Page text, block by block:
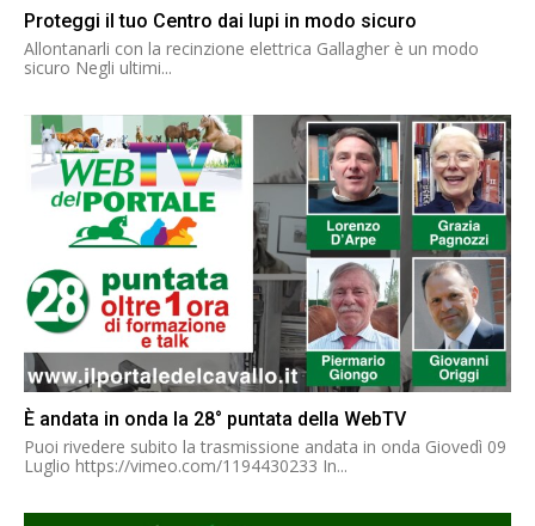
Proteggi il tuo Centro dai lupi in modo sicuro
Allontanarli con la recinzione elettrica Gallagher è un modo
sicuro Negli ultimi...
È andata in onda la 28° puntata della WebTV
Puoi rivedere subito la trasmissione andata in onda Giovedì 09
Luglio https://vimeo.com/1194430233 In...